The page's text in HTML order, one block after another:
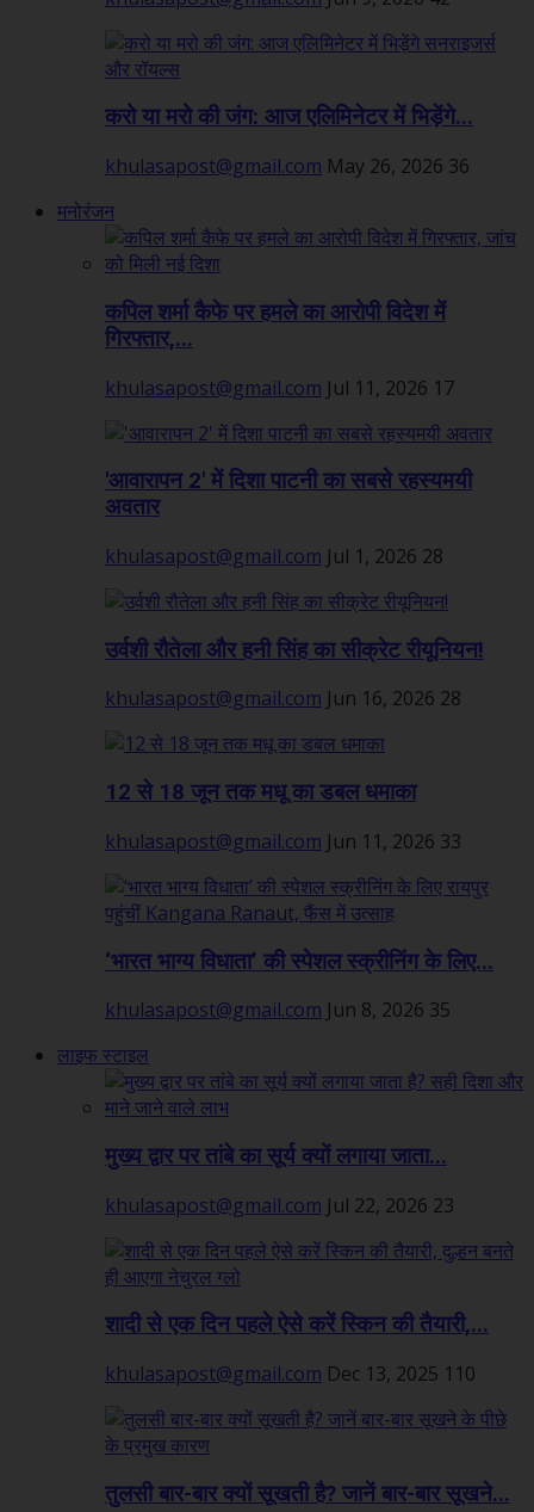
करो या मरो की जंग: आज एलिमिनेटर में भिड़ेंगे...
khulasapost@gmail.com May 26, 2026 36
मनोरंजन
कपिल शर्मा कैफे पर हमले का आरोपी विदेश में
गिरफ्तार,...
khulasapost@gmail.com Jul 11, 2026 17
'आवारापन 2' में दिशा पाटनी का सबसे रहस्यमयी
अवतार
khulasapost@gmail.com Jul 1, 2026 28
उर्वशी रौतेला और हनी सिंह का सीक्रेट रीयूनियन!
khulasapost@gmail.com Jun 16, 2026 28
12 से 18 जून तक मधू का डबल धमाका
khulasapost@gmail.com Jun 11, 2026 33
‘भारत भाग्य विधाता’ की स्पेशल स्क्रीनिंग के लिए...
khulasapost@gmail.com Jun 8, 2026 35
लाइफ स्टाइल
मुख्य द्वार पर तांबे का सूर्य क्यों लगाया जाता...
khulasapost@gmail.com Jul 22, 2026 23
शादी से एक दिन पहले ऐसे करें स्किन की तैयारी,...
khulasapost@gmail.com Dec 13, 2025 110
तुलसी बार-बार क्यों सूखती है? जानें बार-बार सूखने...